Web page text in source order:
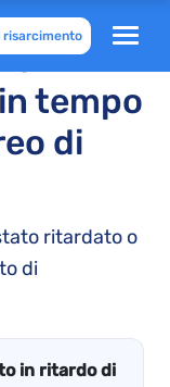
risarcimento
in
tempo
di
ritardato o
di
in ritardo di